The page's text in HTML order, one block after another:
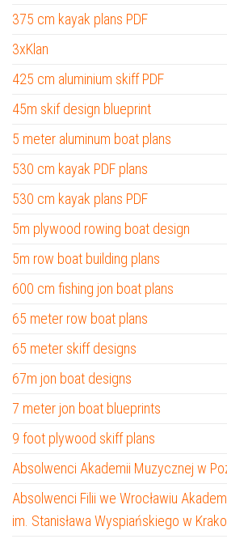
375 cm kayak plans PDF
3xKlan
425 cm aluminium skiff PDF
45m skif design blueprint
5 meter aluminum boat plans
530 cm kayak PDF plans
530 cm kayak plans PDF
5m plywood rowing boat design
5m row boat building plans
600 cm fishing jon boat plans
65 meter row boat plans
65 meter skiff designs
67m jon boat designs
7 meter jon boat blueprints
9 foot plywood skiff plans
Absolwenci Akademii Muzycznej w
Absolwenci Filii we Wrocławiu
im. Stanisława Wyspiańskiego w